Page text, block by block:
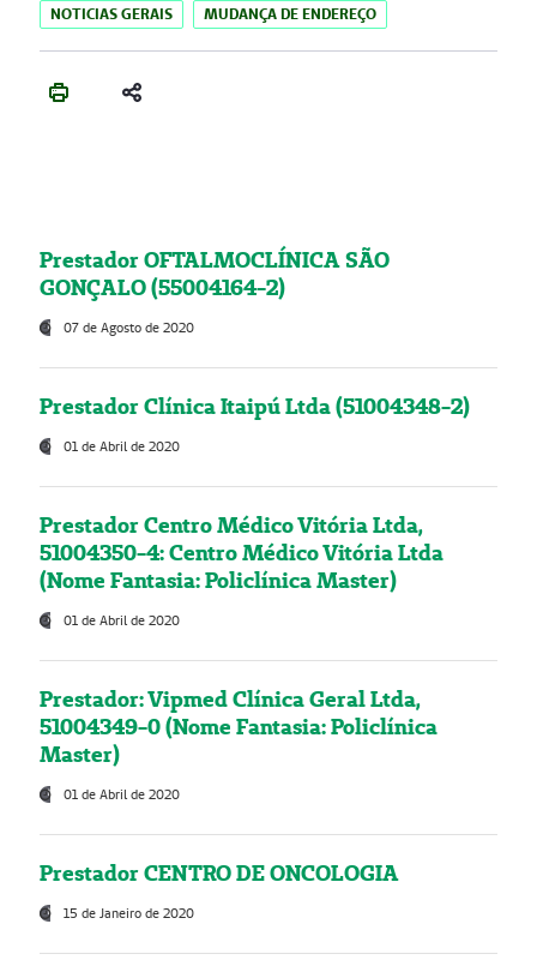
NOTICIAS GERAIS MUDANÇA DE ENDEREÇO
Prestador OFTALMOCLÍNICA SÃO
GONÇALO (55004164-2)
07 de Agosto de 2020
Prestador Clínica Itaipú Ltda (51004348-2)
01 de Abril de 2020
Prestador Centro Médico Vitória Ltda,
51004350-4: Centro Médico Vitória Ltda
(Nome Fantasia: Policlínica Master)
01 de Abril de 2020
Prestador: Vipmed Clínica Geral Ltda,
51004349-0 (Nome Fantasia: Policlínica
Master)
01 de Abril de 2020
Prestador CENTRO DE ONCOLOGIA
15 de Janeiro de 2020